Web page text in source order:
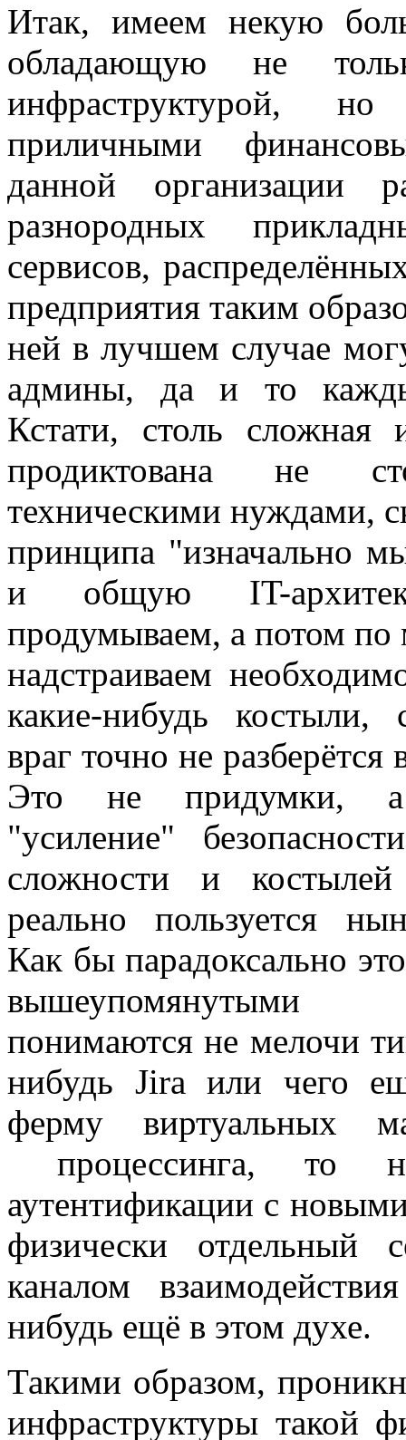
Итак, имеем некую
обладающую не
инфраструктурой,
приличными
данной организации
разнородных
сервисов,
предприятия таким
ней в лучшем случае
админы, да и то
Кстати, столь сложная
продиктована не
техническими нуждами,
принципа "изначально
и общую IT-
продумываем, а потом по
надстраиваем
какие-нибудь
враг точно не
Это не придумки,
"усиление"
сложности и
реально пользуется
Как бы парадоксально
понимаются не мелочи
нибудь Jira или чего
ферму виртуальных
процессинга, то
аутентификации с
физически отдельный
каналом
нибудь ещё в этом духе.
Такими образом,
инфраструктуры такой